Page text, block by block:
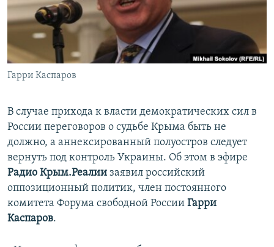
ПОБЕДИТЕЛЕЙ НЕ СУДЯТ?
КРЫМ.НЕПОКОРЕННЫЙ
ELIFBE
УКРАИНСКАЯ ПРОБЛЕМА КРЫМА
ПРИСОЕДИНЯЙТЕСЬ!
Гарри Каспаров
В случае прихода к власти демократических сил в
России переговоров о судьбе Крыма быть не
должно, а аннексированный полуостров следует
вернуть под контроль Украины. Об этом в эфире
Радио Крым.Реалии заявил российский
оппозиционный политик, член постоянного
комитета Форума свободной России Гарри
Каспаров.